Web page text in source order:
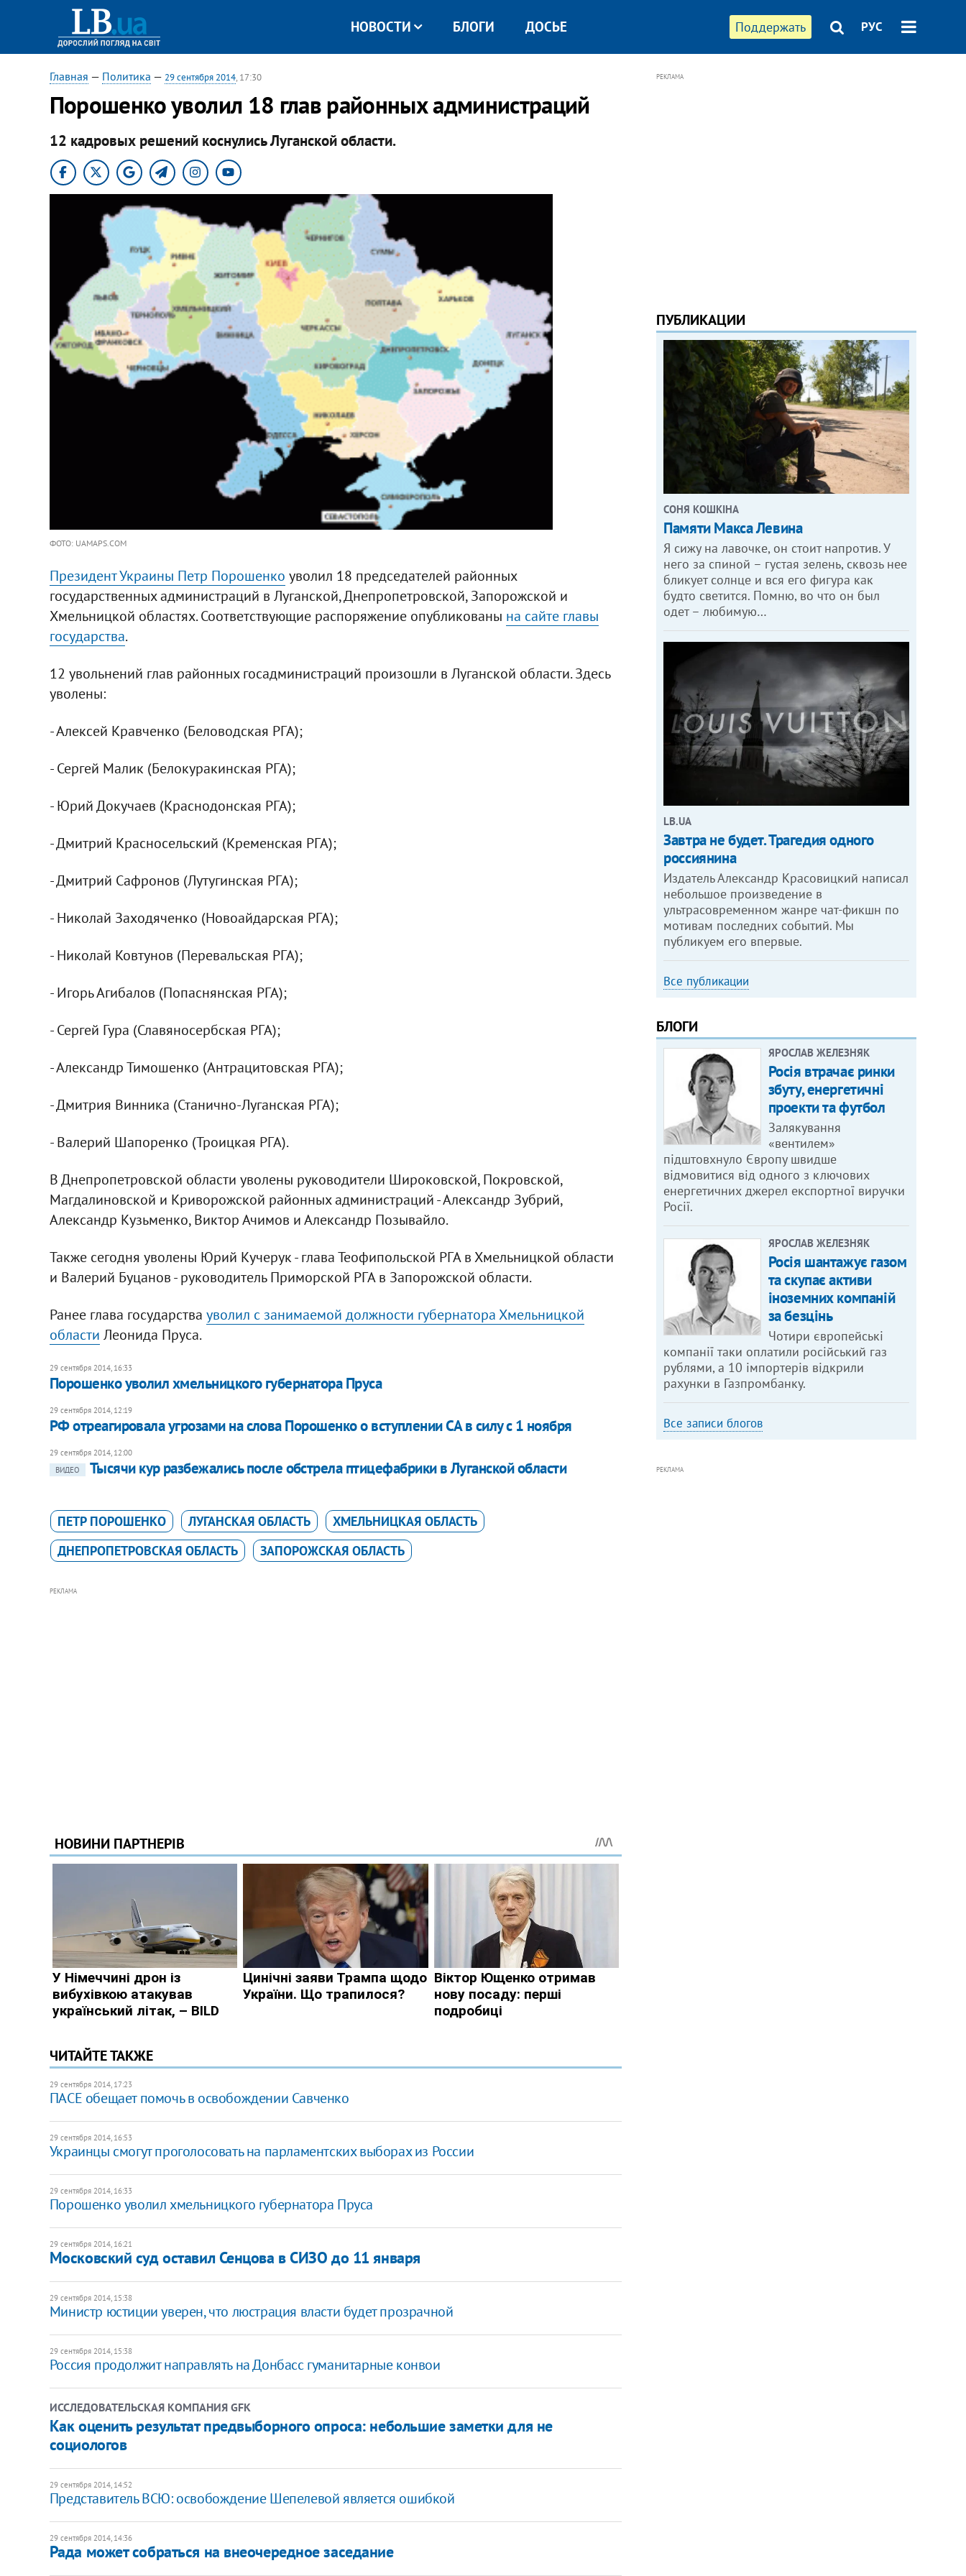
Поддержать РУС
НОВОСТИ БЛОГИ ДОСЬЕ
Главная — Политика — 29 сентября 2014, 17:30
Порошенко уволил 18 глав районных администраций
12 кадровых решений коснулись Луганской области.
ФОТО: UAMAPS.COM
Президент Украины Петр Порошенко уволил 18 председателей районных
государственных администраций в Луганской, Днепропетровской, Запорожской и
Хмельницкой областях. Соответствующие распоряжение опубликованы на сайте главы
государства.
12 увольнений глав районных госадминистраций произошли в Луганской области. Здесь
уволены:
- Алексей Кравченко (Беловодская РГА);
- Сергей Малик (Белокуракинская РГА);
- Юрий Докучаев (Краснодонская РГА);
- Дмитрий Красносельский (Кременская РГА);
- Дмитрий Сафронов (Лутугинская РГА);
- Николай Заходяченко (Новоайдарская РГА);
- Николай Ковтунов (Перевальская РГА);
- Игорь Агибалов (Попаснянская РГА);
- Сергей Гура (Славяносербская РГА);
- Александр Тимошенко (Антрацитовская РГА);
- Дмитрия Винника (Станично-Луганская РГА);
- Валерий Шапоренко (Троицкая РГА).
В Днепропетровской области уволены руководители Широковской, Покровской,
Магдалиновской и Криворожской районных администраций - Александр Зубрий,
Александр Кузьменко, Виктор Ачимов и Александр Позывайло.
Также сегодня уволены Юрий Кучерук - глава Теофипольской РГА в Хмельницкой области
и Валерий Буцанов - руководитель Приморской РГА в Запорожской области.
Ранее глава государства уволил с занимаемой должности губернатора Хмельницкой
области Леонида Пруса.
29 сентября 2014, 16:33
Порошенко уволил хмельницкого губернатора Пруса
29 сентября 2014, 12:19
РФ отреагировала угрозами на слова Порошенко о вступлении СА в силу с 1 ноября
29 сентября 2014, 12:00
ВИДЕО
Тысячи кур разбежались после обстрела птицефабрики в Луганской области
ПЕТР ПОРОШЕНКО ЛУГАНСКАЯ ОБЛАСТЬ
ХМЕЛЬНИЦКАЯ ОБЛАСТЬ
ДНЕПРОПЕТРОВСКАЯ ОБЛАСТЬ
ЗАПОРОЖСКАЯ ОБЛАСТЬ
РЕКЛАМА
ЧИТАЙТЕ ТАКЖЕ
29 сентября 2014, 17:23
ПАСЕ обещает помочь в освобождении Савченко
29 сентября 2014, 16:53
Украинцы смогут проголосовать на парламентских выборах из России
29 сентября 2014, 16:33
Порошенко уволил хмельницкого губернатора Пруса
29 сентября 2014, 16:21
Московский суд оставил Сенцова в СИЗО до 11 января
29 сентября 2014, 15:38
Министр юстиции уверен, что люстрация власти будет прозрачной
29 сентября 2014, 15:38
Россия продолжит направлять на Донбасс гуманитарные конвои
ИССЛЕДОВАТЕЛЬСКАЯ КОМПАНИЯ GFK
Как оценить результат предвыборного опроса: небольшие заметки для не
социологов
29 сентября 2014, 14:52
Представитель ВСЮ: освобождение Шепелевой является ошибкой
29 сентября 2014, 14:36
Рада может собраться на внеочередное заседание
РЕКЛАМА
ПУБЛИКАЦИИ
СОНЯ КОШКІНА
Памяти Макса Левина
Я сижу на лавочке, он стоит напротив. У
него за спиной – густая зелень, сквозь нее
бликует солнце и вся его фигура как
будто светится. Помню, во что он был
одет – любимую…
LB.UA
Завтра не будет. Трагедия одного
россиянина
Издатель Александр Красовицкий написал
небольшое произведение в
ультрасовременном жанре чат-фикшн по
мотивам последних событий. Мы
публикуем его впервые.
Все публикации
БЛОГИ
ЯРОСЛАВ ЖЕЛЕЗНЯК
Росія втрачає ринки
збуту, енергетичні
проекти та футбол
Залякування
«вентилем»
підштовхнуло Європу швидше
відмовитися від одного з ключових
енергетичних джерел експортної виручки
Росії.
ЯРОСЛАВ ЖЕЛЕЗНЯК
Росія шантажує газом
та скупає активи
іноземних компаній
за безцінь
Чотири європейські
компанії таки оплатили російський газ
рублями, а 10 імпортерів відкрили
рахунки в Газпромбанку.
Все записи блогов
РЕКЛАМА